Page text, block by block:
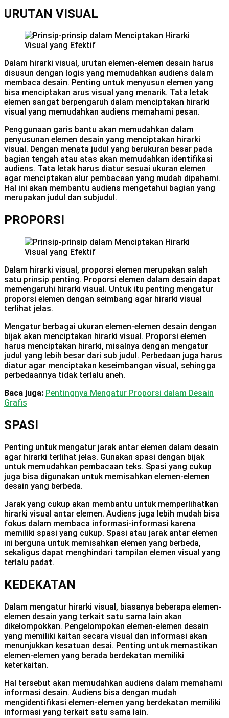
URUTAN VISUAL
Dalam hirarki visual, urutan elemen-elemen desain harus
disusun dengan logis yang memudahkan audiens dalam
membaca desain. Penting untuk menyusun elemen yang
bisa menciptakan arus visual yang menarik. Tata letak
elemen sangat berpengaruh dalam menciptakan hirarki
visual yang memudahkan audiens memahami pesan.
Penggunaan garis bantu akan memudahkan dalam
penyusunan elemen desain yang menciptakan hirarki
visual. Dengan menata judul yang berukuran besar pada
bagian tengah atau atas akan memudahkan identifikasi
audiens. Tata letak harus diatur sesuai ukuran elemen
agar menciptakan alur pembacaan yang mudah dipahami.
Hal ini akan membantu audiens mengetahui bagian yang
merupakan judul dan subjudul.
PROPORSI
Dalam hirarki visual, proporsi elemen merupakan salah
satu prinsip penting. Proporsi elemen dalam desain dapat
memengaruhi hirarki visual. Untuk itu penting mengatur
proporsi elemen dengan seimbang agar hirarki visual
terlihat jelas.
Mengatur berbagai ukuran elemen-elemen desain dengan
bijak akan menciptakan hirarki visual. Proporsi elemen
harus menciptakan hirarki, misalnya dengan mengatur
judul yang lebih besar dari sub judul. Perbedaan juga harus
diatur agar menciptakan keseimbangan visual, sehingga
perbedaannya tidak terlalu aneh.
Baca juga: Pentingnya Mengatur Proporsi dalam Desain
Grafis
SPASI
Penting untuk mengatur jarak antar elemen dalam desain
agar hirarki terlihat jelas. Gunakan spasi dengan bijak
untuk memudahkan pembacaan teks. Spasi yang cukup
juga bisa digunakan untuk memisahkan elemen-elemen
desain yang berbeda.
Jarak yang cukup akan membantu untuk memperlihatkan
hirarki visual antar elemen. Audiens juga lebih mudah bisa
fokus dalam membaca informasi-informasi karena
memiliki spasi yang cukup. Spasi atau jarak antar elemen
ini berguna untuk memisahkan elemen yang berbeda,
sekaligus dapat menghindari tampilan elemen visual yang
terlalu padat.
KEDEKATAN
Dalam mengatur hirarki visual, biasanya beberapa elemen-
elemen desain yang terkait satu sama lain akan
dikelompokkan. Pengelompokan elemen-elemen desain
yang memiliki kaitan secara visual dan informasi akan
menunjukkan kesatuan desai. Penting untuk memastikan
elemen-elemen yang berada berdekatan memiliki
keterkaitan.
Hal tersebut akan memudahkan audiens dalam memahami
informasi desain. Audiens bisa dengan mudah
mengidentifikasi elemen-elemen yang berdekatan memiliki
informasi yang terkait satu sama lain.